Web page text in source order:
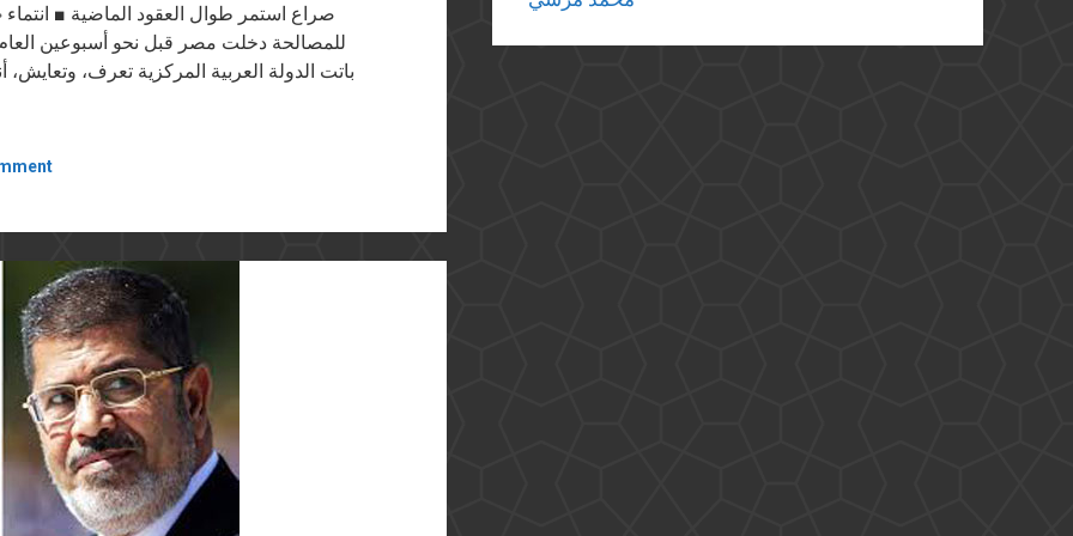
صراع استمر طوال العقود الماضية ■
للمصالحة دخلت مصر قبل نحو أسبوعين العام
باتت الدولة العربية المركزية تعرف، وتعايش،